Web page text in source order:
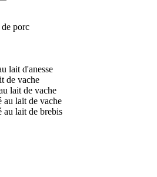
porc
lait d'anesse
de vache
lait de vache
au lait de vache
au lait de brebis